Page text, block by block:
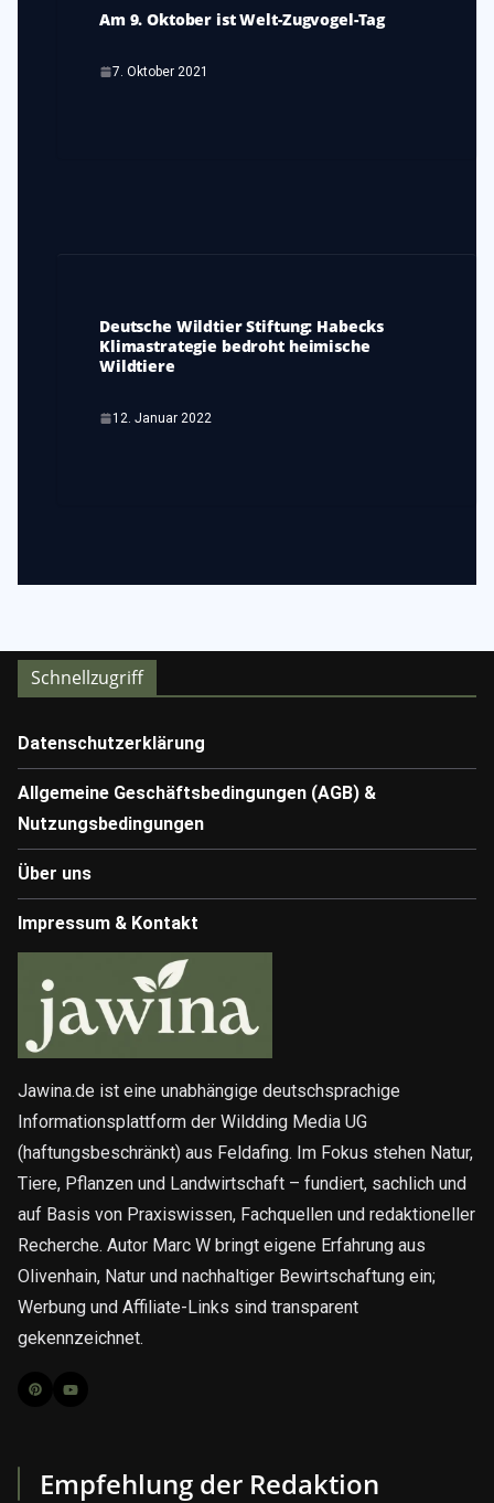
Am 9. Oktober ist Welt-Zugvogel-Tag
7. Oktober 2021
Deutsche Wildtier Stiftung: Habecks
Klimastrategie bedroht heimische
Wildtiere
12. Januar 2022
Schnellzugriff
Datenschutzerklärung
Allgemeine Geschäftsbedingungen (AGB) &
Nutzungsbedingungen
Über uns
Impressum & Kontakt
Jawina.de ist eine unabhängige deutschsprachige
Informationsplattform der Wildding Media UG
(haftungsbeschränkt) aus Feldafing. Im Fokus stehen Natur,
Tiere, Pflanzen und Landwirtschaft – fundiert, sachlich und
auf Basis von Praxiswissen, Fachquellen und redaktioneller
Recherche. Autor Marc W bringt eigene Erfahrung aus
Olivenhain, Natur und nachhaltiger Bewirtschaftung ein;
Werbung und Affiliate-Links sind transparent
gekennzeichnet.
Empfehlung der Redaktion